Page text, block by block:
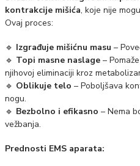
kontrakcije mišića, koje nije
Ovaj proces:
🔹 Izgrađuje mišićnu masu –
🔹 Topi masne naslage –
njihovoj eliminaciji kroz
🔹 Oblikuje telo – Poboljšava
nogu.
🔹 Bezbolno i efikasno – Nema
vežbanja.
Prednosti EMS aparata: